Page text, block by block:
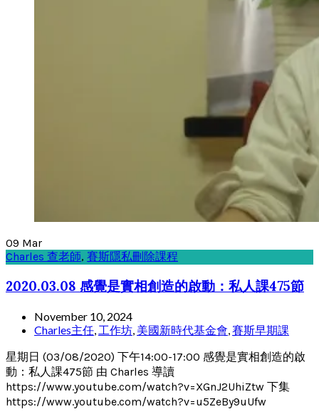
09 Mar
Charles 查老師, 賽斯隱私刪除課程
2020.03.08 感覺是實相創造的啟動：私人課475節
November 10, 2024
Charles主任, 工作坊, 美國新時代基金會,賽斯早期課
星期日 (03/08/2020) 下午14:00-17:00 感覺是實相創造的啟
動：私人課475節 由 Charles 導讀
https://www.youtube.com/watch?v=XGnJ2UhiZtw 下集
https://www.youtube.com/watch?v=u5ZeBy9uUfw